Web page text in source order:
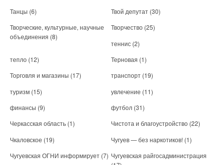
Танцы (6) Твой депутат (30)
Творческие, культурные, научные
объединения (8)
Творчество (25)
теннис (2)
тепло (12) Терновая (1)
Торговля и магазины (17) транспорт (19)
туризм (15) увлечение (11)
финансы (9) футбол (31)
Черкасская область (1) Чистота и благоустройство (22)
Чкаловское (19) Чугуев — без наркотиков! (1)
Чугуевская ОГНИ информирует (7) Чугуевская райгосадминистрация